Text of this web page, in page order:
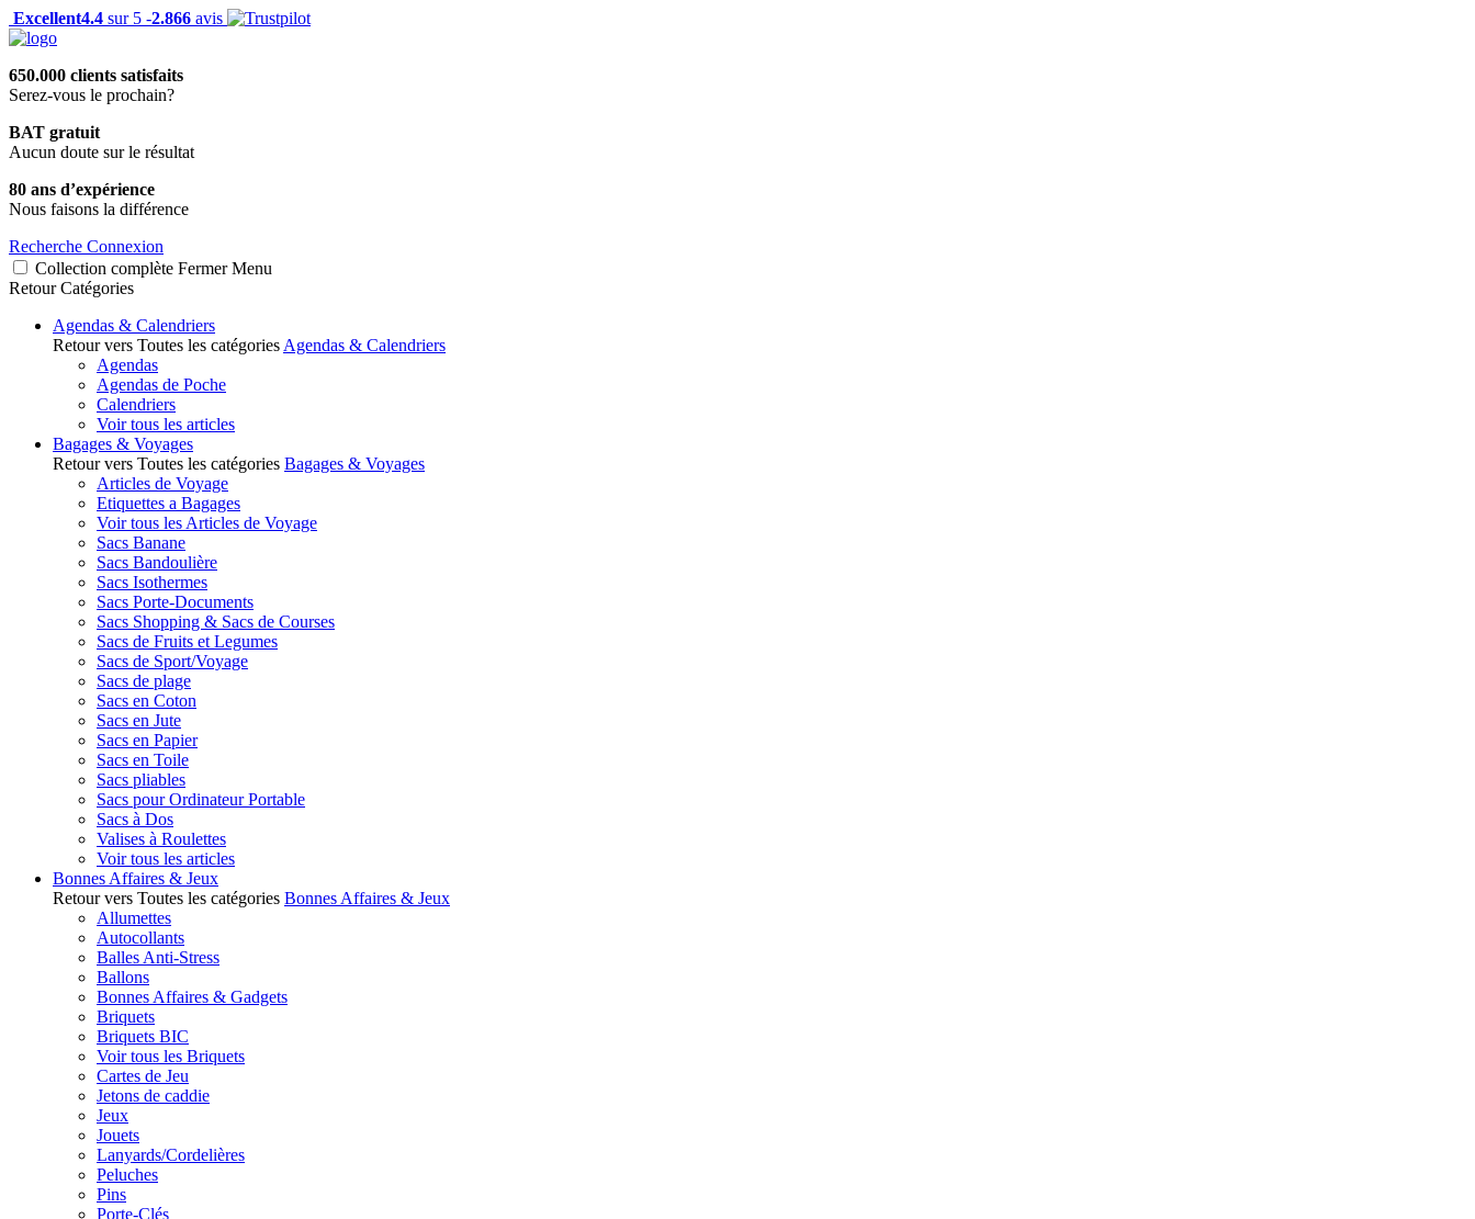
Excellent4.4 sur 5 -2.866 avis
650.000 clients satisfaits
Serez-vous le prochain?
BAT gratuit
Aucun doute sur le résultat
80 ans d’expérience
Nous faisons la différence
Recherche Connexion
Collection complète Fermer Menu
Retour Catégories
Agendas & Calendriers
Retour vers Toutes les catégories Agendas & Calendriers
Agendas
Agendas de Poche
Calendriers
Voir tous les articles
Bagages & Voyages
Retour vers Toutes les catégories Bagages & Voyages
Articles de Voyage
Etiquettes a Bagages
Voir tous les Articles de Voyage
Sacs Banane
Sacs Bandoulière
Sacs Isothermes
Sacs Porte-Documents
Sacs Shopping & Sacs de Courses
Sacs de Fruits et Legumes
Sacs de Sport/Voyage
Sacs de plage
Sacs en Coton
Sacs en Jute
Sacs en Papier
Sacs en Toile
Sacs pliables
Sacs pour Ordinateur Portable
Sacs à Dos
Valises à Roulettes
Voir tous les articles
Bonnes Affaires & Jeux
Retour vers Toutes les catégories Bonnes Affaires & Jeux
Allumettes
Autocollants
Balles Anti-Stress
Ballons
Bonnes Affaires & Gadgets
Briquets
Briquets BIC
Voir tous les Briquets
Cartes de Jeu
Jetons de caddie
Jeux
Jouets
Lanyards/Cordelières
Peluches
Pins
Porte-Clés